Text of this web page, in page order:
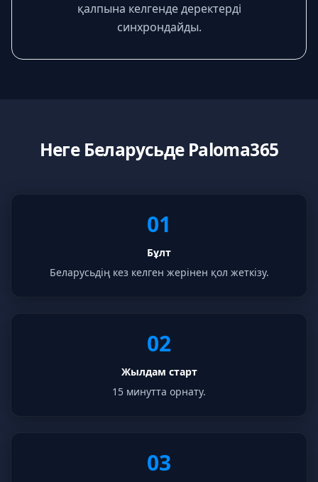
қалпына келгенде деректерді
синхрондайды.
Неге Беларусьде Paloma365
01
Бұлт
Беларусьдің кез келген жерінен қол жеткізу.
02
Жылдам старт
15 минутта орнату.
03